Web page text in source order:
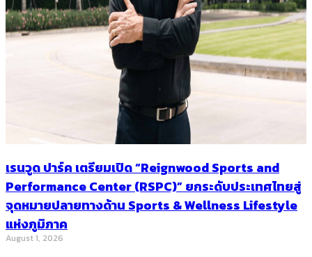
เรนวูด ปาร์ค เตรียมเปิด “Reignwood Sports and
Performance Center (RSPC)” ยกระดับประเทศไทยสู่
จุดหมายปลายทางด้าน Sports & Wellness Lifestyle
แห่งภูมิภาค
August 1, 2026